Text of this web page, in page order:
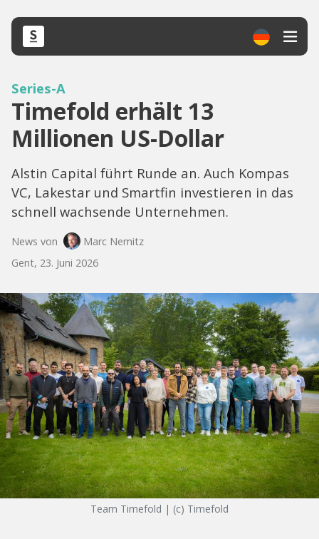
Series-A
Timefold erhält 13
Millionen US-Dollar
Alstin Capital führt Runde an. Auch Kompas
VC, Lakestar und Smartfin investieren in das
schnell wachsende Unternehmen.
News von
Marc Nemitz
Gent, 23. Juni 2026
Team Timefold | (c) Timefold